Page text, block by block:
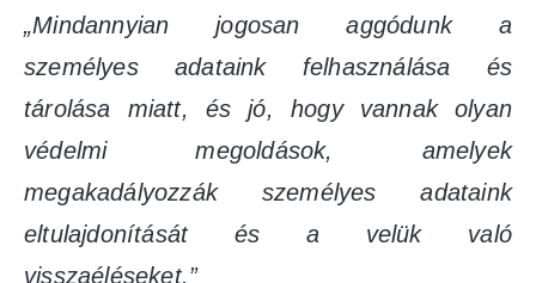
„Mindannyian jogosan aggódunk a
személyes adataink felhasználása és
tárolása miatt, és jó, hogy vannak olyan
védelmi megoldások, amelyek
megakadályozzák személyes adataink
eltulajdonítását és a velük való
visszaéléseket.”